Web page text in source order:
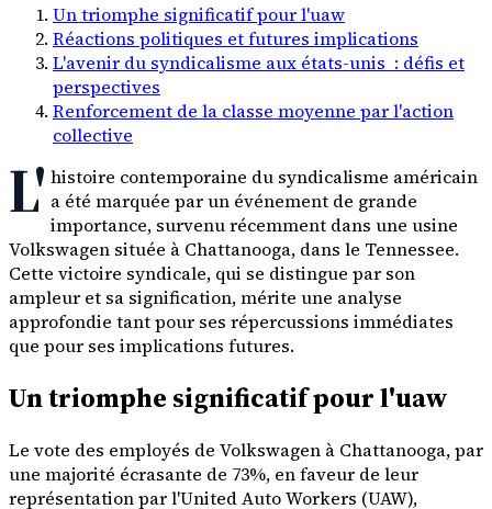
Un triomphe significatif pour l'uaw
Réactions politiques et futures implications
L'avenir du syndicalisme aux états-unis : défis et
perspectives
Renforcement de la classe moyenne par l'action
collective
L' histoire contemporaine du syndicalisme américain
a été marquée par un événement de grande
importance, survenu récemment dans une usine
Volkswagen située à Chattanooga, dans le Tennessee.
Cette victoire syndicale, qui se distingue par son
ampleur et sa signification, mérite une analyse
approfondie tant pour ses répercussions immédiates
que pour ses implications futures.
Un triomphe significatif pour l'uaw
Le vote des employés de Volkswagen à Chattanooga, par
une majorité écrasante de 73%, en faveur de leur
représentation par l'United Auto Workers (UAW),